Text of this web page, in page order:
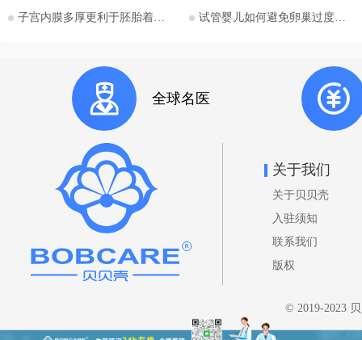
法律的核心要点，并特别关注单身
拉套大学附属BFG生殖妇产医院的
咨询信息。 核心要点一：吉尔吉
斯斯坦助孕法律概述 吉尔吉斯斯
《家庭法》、《公民健康保护法》
尔吉斯斯坦法律明确承认并规范了
助孕行为，包括商业助孕，允许委
托人向助孕母亲支付报酬。 亲权
认定： 法律明确规定，在签署合
子，其合法父母直接认定为委托
人，而非助孕母亲。助孕母亲在分
子宫内膜多厚更利于胚胎着床？
试管婴儿如何避免卵巢过度刺激综合征
全球名医
关于我们
关于贝贝壳
入驻须知
联系我们
版权
© 2019-2023